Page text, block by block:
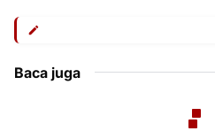
Baca juga